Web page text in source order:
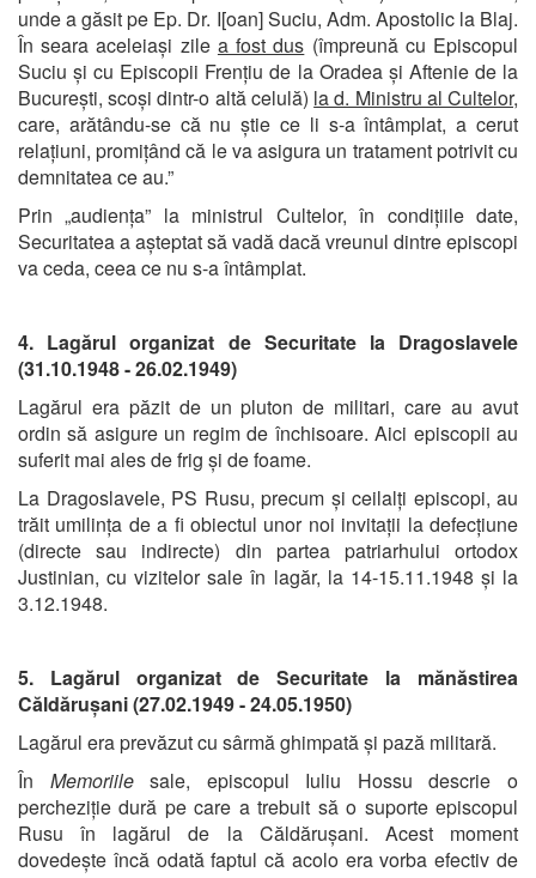
unde a găsit pe Ep. Dr. I[oan] Suciu, Adm. Apostolic la Blaj.
În seara aceleiași zile a fost dus (împreună cu Episcopul
Suciu și cu Episcopii Frențiu de la Oradea și Aftenie de la
București, scoși dintr-o altă celulă) la d. Ministru al Cultelor,
care, arătându-se că nu știe ce li s-a întâmplat, a cerut
relațiuni, promițând că le va asigura un tratament potrivit cu
demnitatea ce au.”
Prin „audiența” la ministrul Cultelor, în condițiile date,
Securitatea a așteptat să vadă dacă vreunul dintre episcopi
va ceda, ceea ce nu s-a întâmplat.
4. Lagărul organizat de Securitate la Dragoslavele
(31.10.1948 - 26.02.1949)
Lagărul era păzit de un pluton de militari, care au avut
ordin să asigure un regim de închisoare. Aici episcopii au
suferit mai ales de frig și de foame.
La Dragoslavele, PS Rusu, precum și ceilalți episcopi, au
trăit umilința de a fi obiectul unor noi invitații la defecțiune
(directe sau indirecte) din partea patriarhului ortodox
Justinian, cu vizitelor sale în lagăr, la 14-15.11.1948 și la
3.12.1948.
5. Lagărul organizat de Securitate la mănăstirea
Căldărușani (27.02.1949 - 24.05.1950)
Lagărul era prevăzut cu sârmă ghimpată și pază militară.
În Memoriilesale, episcopul Iuliu Hossu descrie o
percheziție dură pe care a trebuit să o suporte episcopul
Rusu în lagărul de la Căldărușani. Acest moment
dovedește încă odată faptul că acolo era vorba efectiv de